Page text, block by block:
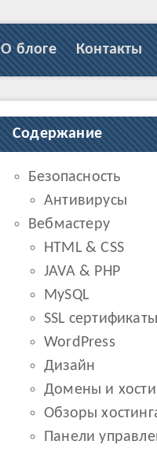
О блоге Контакты
Содержание
Безопасность
Антивирусы
Вебмастеру
HTML & CSS
JAVA & PHP
MySQL
SSL сертификаты
WordPress
Дизайн
Домены и
Обзоры
Панели